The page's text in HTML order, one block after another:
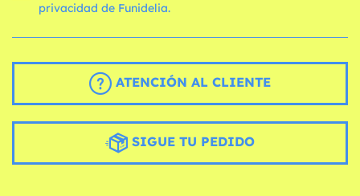
privacidad de Funidelia.
ATENCIÓN AL CLIENTE
SIGUE TU PEDIDO